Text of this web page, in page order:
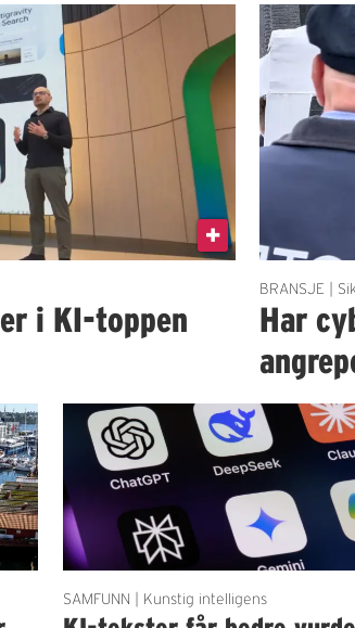
i KI-toppen
BRANSJE |
Har
SAMFUNN | Kunstig intelligens